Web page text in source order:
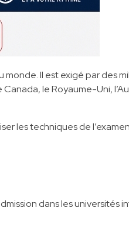
monde. Il est exigé par des
le Royaume-Uni,
les techniques de
dans les universités